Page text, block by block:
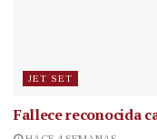
JET SET
Fallece reconocida